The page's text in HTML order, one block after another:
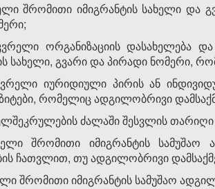
შრომითი იმიგრანტის სახელი და
ორგანიზაციის დასახელება
სახელი, გვარი და პირადი ნომერი,
იურიდიული პირის ან
რომელიც ადგილობრივი
ძალაში შესვლის
შრომითი იმიგრანტის
ჩათვლით, თუ ადგილობრივი
შრომითი იმიგრანტის სამუშაო